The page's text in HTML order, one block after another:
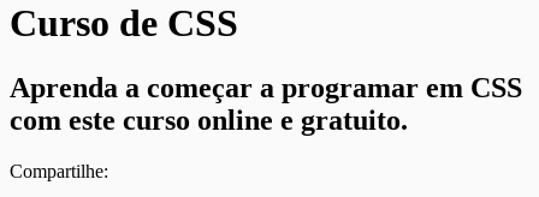
Curso de CSS
Aprenda a começar a programar em CSS
com este curso online e gratuito.
Compartilhe: